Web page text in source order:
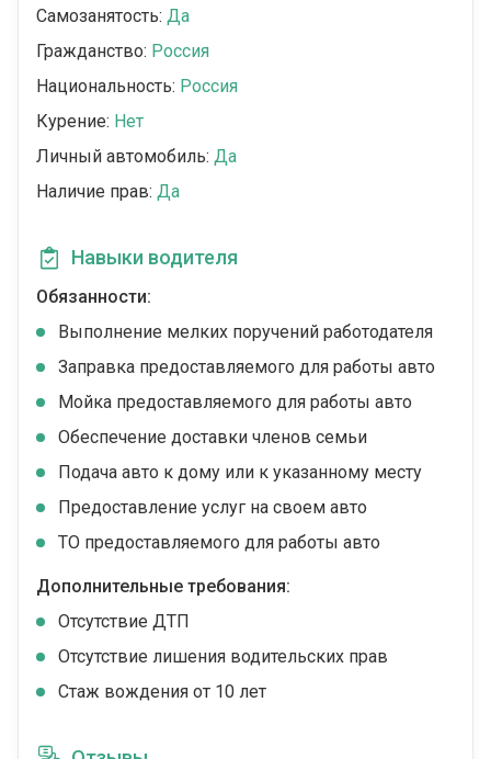
Самозанятость: Да
Гражданство: Россия
Национальность: Россия
Курение: Нет
Личный автомобиль: Да
Наличие прав: Да
Навыки водителя
Обязанности:
Выполнение мелких поручений работодателя
Заправка предоставляемого для работы авто
Мойка предоставляемого для работы авто
Обеспечение доставки членов семьи
Подача авто к дому или к указанному месту
Предоставление услуг на своем авто
ТО предоставляемого для работы авто
Дополнительные требования:
Отсутствие ДТП
Отсутствие лишения водительских прав
Стаж вождения от 10 лет